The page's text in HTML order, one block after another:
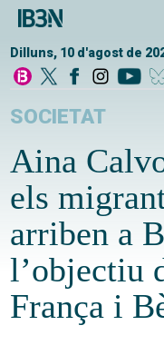
Dilluns, 10 d'agost de
SOCIETAT
Aina
els
arriben a
l’objectiu
França i